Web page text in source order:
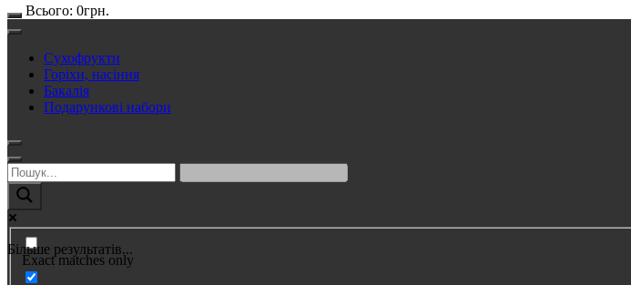
Всього: 0грн.
Сухофрукти
Горіхи, насіння
Бакалія
Подарункові набори
Більше результатів...
Exact matches only